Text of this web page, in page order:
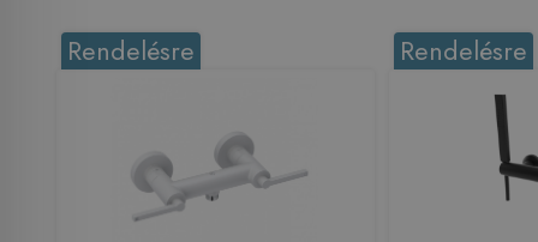
Rendelésre Rendelésre